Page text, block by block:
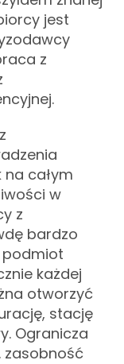
jest
z
całym
w
z
bardzo
podmiot
każdej
otworzyć
stację
Ogranicza
zasobność